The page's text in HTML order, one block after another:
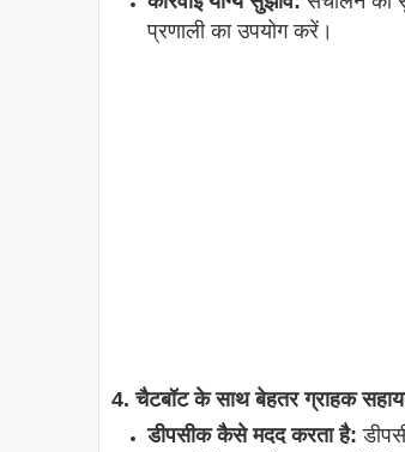
प्रणाली का उपयोग करें।
4. चैटबॉट के साथ बेहतर ग्राहक
डीपसीक कैसे मदद करता है: